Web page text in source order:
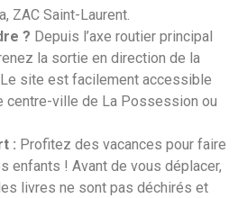
ZAC Saint-Laurent.
? Depuis l’axe routier principal
la sortie en direction de la
Le site est facilement accessible
centre-ville de La Possession ou
: Profitez des vacances pour faire
enfants ! Avant de vous déplacer,
livres ne sont pas déchirés et